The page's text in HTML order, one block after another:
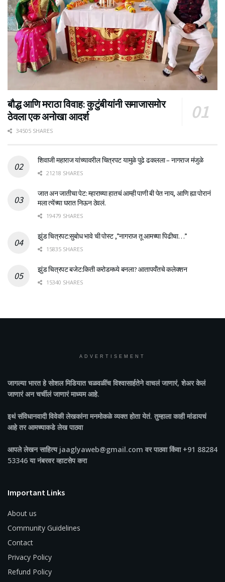
बौद्ध आणि मराठा विवाह: कुटुंबीयांनी समाजासमोर
ठेवला एक अनोखा आदर्श
34505 SHARES
शिवाजी महाराज यांच्यावरील चित्रपट यामुळे पुढे ढकलला – नागराज मंजुळे
21218 SHARES
जात अन जातीचा पेट: म्हाराच्या हातचं आम्ही पाणी बी पेत नाय, आणि ह्या पोरानं
मला त्येंच्या घरात निऊन ठेवलं.
19479 SHARES
झुंड चित्रपट:सुबोध भावे ची पोस्ट ,”नागराज तू आमच्या पिढीचा…”
15835 SHARES
झुंड चित्रपट बजेट:किती करोडमध्ये बनला? आतापर्यँतचे कलेक्शन
15340 SHARES
ADVERTISEMENT
जागल्या भारतहे सोशल मिडियात चळवळींच विश्वासार्हतेने वाचलं जाणारं, शेअर केलं
जाणारं अन चर्चीलं जाणारं माध्यम आहे.
इथं संविधानवादी विवेकी लेखकांना मनमोकळे व्यक्त होता येतं. तुम्हाला काही मांडायचं
आहे तर आमच्याकडे लेख पाठवा
आपले लेखन साहित्य jaaglyaweb@gmail.com वर पाठवा किंवा +91 88284
53346 या नंबरवर व्हाटसेप करा
Important Links
About us
Community Guidelines
Contact
Privacy Policy
Refund Policy